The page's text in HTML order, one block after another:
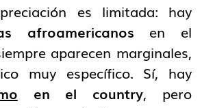
es limitada: hay
afroamericanos en el
aparecen marginales,
muy específico. Sí, hay
en el country, pero